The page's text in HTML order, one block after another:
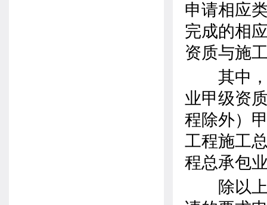
申请相应
完成的相
资质与施
其中，
业甲级资
程除外）
工程施工
程总承包
除以上